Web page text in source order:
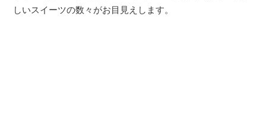
しいスイーツの数々がお目見えします。